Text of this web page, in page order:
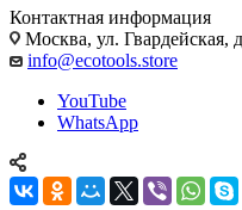
Контактная информация
Москва, ул. Гвардейская,
info@ecotools.store
YouTube
WhatsApp